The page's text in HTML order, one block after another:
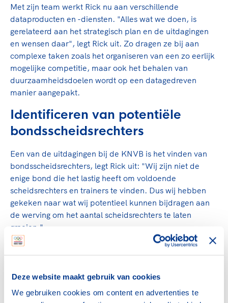
Deze website maakt gebruik van cookies
We gebruiken cookies om content en advertenties te
Met zijn team werkt Rick nu aan verschillende
dataproducten en -diensten. "Alles wat we doen, is
gerelateerd aan het strategisch plan en de uitdagingen
en wensen daar", legt Rick uit. Zo dragen ze bij aan
complexe taken zoals het organiseren van een zo eerlijk
mogelijke competitie, maar ook het behalen van
duurzaamheidsdoelen wordt op een datagedreven
manier aangepakt.
Identificeren van potentiële
bondsscheidsrechters
Een van de uitdagingen bij de KNVB is het vinden van
bondsscheidsrechters, legt Rick uit: "Wij zijn niet de
enige bond die het lastig heeft om voldoende
scheidsrechters en trainers te vinden. Dus wij hebben
gekeken naar wat wij potentieel kunnen bijdragen aan
de werving om het aantal scheidsrechters te laten
groeien."
Om dit doel te bereiken, is er een model ontwikkeld.
bondsscheidsrechter te worden geïdentificeerd,
gebaseerd op verschillende variabelen. Deze variabelen
zijn afgeleid van de kenmerken van de huidige groep